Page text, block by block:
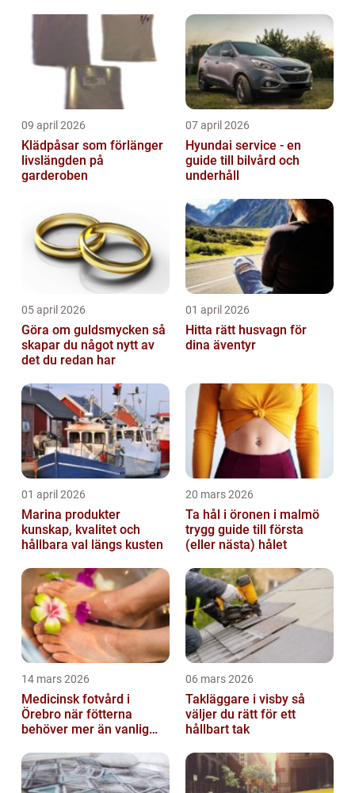
09 april 2026
Klädpåsar som förlänger
livslängden på
garderoben
07 april 2026
Hyundai service - en
guide till bilvård och
underhåll
05 april 2026
Göra om guldsmycken så
skapar du något nytt av
det du redan har
01 april 2026
Hitta rätt husvagn för
dina äventyr
01 april 2026
Marina produkter
kunskap, kvalitet och
hållbara val längs kusten
20 mars 2026
Ta hål i öronen i malmö
trygg guide till första
(eller nästa) hålet
14 mars 2026
Medicinsk fotvård i
Örebro när fötterna
behöver mer än vanlig
06 mars 2026
Takläggare i visby så
väljer du rätt för ett
hållbart tak